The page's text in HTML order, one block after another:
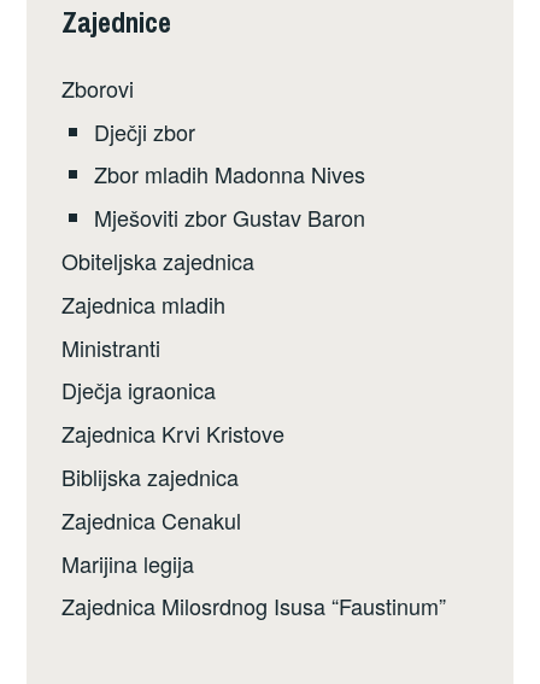
Zajednice
Zborovi
Dječji zbor
Zbor mladih Madonna Nives
Mješoviti zbor Gustav Baron
Obiteljska zajednica
Zajednica mladih
Ministranti
Dječja igraonica
Zajednica Krvi Kristove
Biblijska zajednica
Zajednica Cenakul
Marijina legija
Zajednica Milosrdnog Isusa “Faustinum”